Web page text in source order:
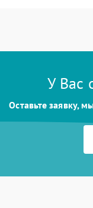
У Вас
Оставьте заявку,